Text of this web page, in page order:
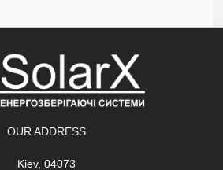
OUR ADDRESS
Kiev, 04073